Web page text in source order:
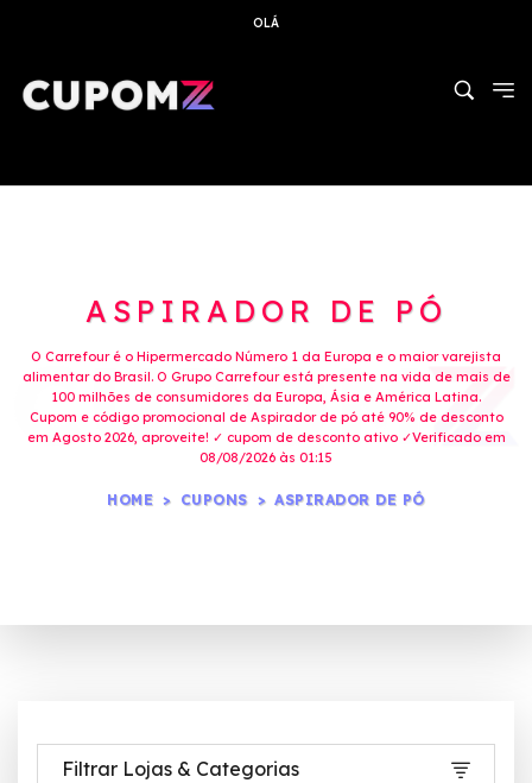
OLÁ
ASPIRADOR DE PÓ
O Carrefour é o Hipermercado Número 1 da Europa e o maior varejista
alimentar do Brasil. O Grupo Carrefour está presente na vida de mais de
100 milhões de consumidores da Europa, Ásia e América Latina.
Cupom e código promocional de Aspirador de pó até 90% de desconto
em Agosto 2026, aproveite! ✓ cupom de desconto ativo ✓Verificado em
08/08/2026 às 01:15
HOME CUPONS ASPIRADOR DE PÓ
Filtrar Lojas & Categorias